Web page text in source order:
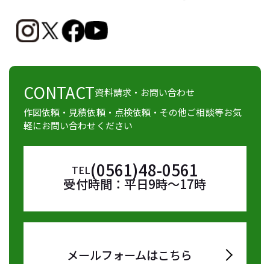
CONTACT資料請求・お問い合わせ
作図依頼・見積依頼・点検依頼・その他ご相談等お気
軽にお問い合わせください
TEL(0561)48-0561
受付時間：平日9時～17時
メールフォームはこちら